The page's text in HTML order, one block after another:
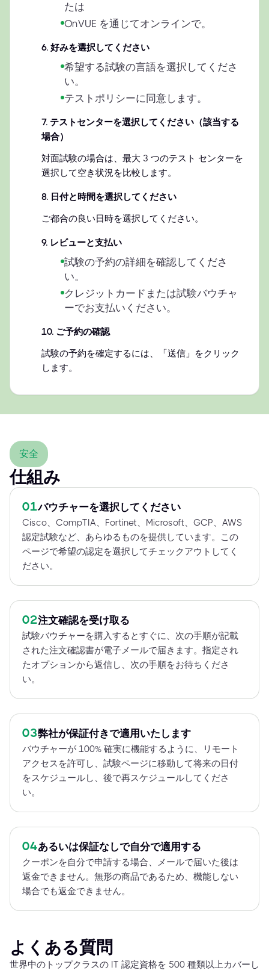
たは
OnVUE を通じてオンラインで。
6. 好みを選択してください
希望する試験の言語を選択してくださ
い。
テストポリシーに同意します。
7. テストセンターを選択してください（該当する
場合）
対面試験の場合は、最大 3 つのテスト センターを
選択して空き状況を比較します。
8. 日付と時間を選択してください
ご都合の良い日時を選択してください。
9. レビューと支払い
試験の予約の詳細を確認してくださ
い。
クレジットカードまたは試験バウチャ
ーでお支払いください。
10. ご予約の確認
試験の予約を確定するには、「送信」をクリック
します。
安全
仕組み
01バウチャーを選択してください
Cisco、CompTIA、Fortinet、Microsoft、GCP、AWS
認定試験など、あらゆるものを提供しています。この
ページで希望の認定を選択してチェックアウトしてく
ださい。
02注文確認を受け取る
試験バウチャーを購入するとすぐに、次の手順が記載
された注文確認書が電子メールで届きます。指定され
たオプションから返信し、次の手順をお待ちくださ
い。
03弊社が保証付きで適用いたします
バウチャーが 100% 確実に機能するように、リモート
アクセスを許可し、試験ページに移動して将来の日付
をスケジュールし、後で再スケジュールしてくださ
い。
04あるいは保証なしで自分で適用する
クーポンを自分で申請する場合、メールで届いた後は
返金できません。無形の商品であるため、機能しない
場合でも返金できません。
よくある質問
世界中のトップクラスの IT 認定資格を 500 種類以上カバーし